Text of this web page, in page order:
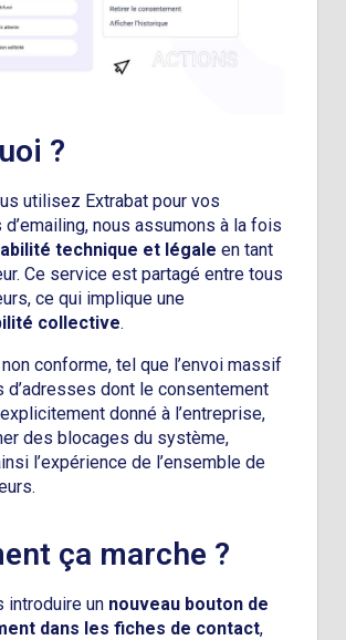
?
utilisez Extrabat pour vos
d’emailing, nous assumons à la fois
technique et légale en tant
Ce service est partagé entre tous
ce qui implique une
collective.
conforme, tel que l’envoi massif
dont le consentement
donné à l’entreprise,
des blocages du système,
l’expérience de l’ensemble de
ça marche ?
introduire un nouveau bouton de
dans les fiches de contact,